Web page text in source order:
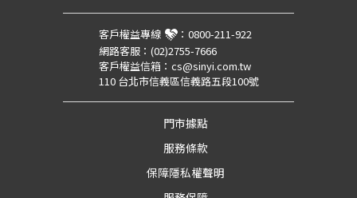
客戶權益專線 ： 0800-211-922
網路客服： (02)2755-7666
客戶權益信箱： cs@sinyi.com.tw
110 台北市信義區信義路五段100號
門市據點
服務條款
保障隱私權聲明